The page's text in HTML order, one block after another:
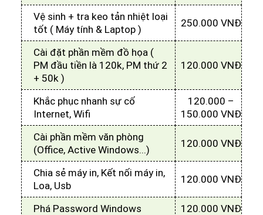
Vệ sinh + tra keo tản nhiệt loại
tốt ( Máy tính & Laptop )
250.000 VNĐ
Cài đặt phần mềm đồ họa (
PM đầu tiền là 120k, PM thứ 2
+ 50k )
120.000 VNĐ
Khắc phục nhanh sự cố
Internet, Wifi
120.000 –
150.000 VNĐ
Cài phần mềm văn phòng
(Office, Active Windows...)
120.000 VNĐ
Chia sẻ máy in, Kết nối máy in,
Loa, Usb
120.000 VNĐ
Phá Password Windows 120.000 VNĐ